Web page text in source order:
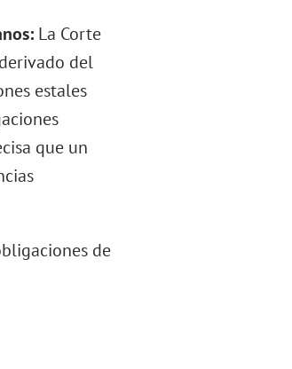
La Corte
del
estales
que un
de